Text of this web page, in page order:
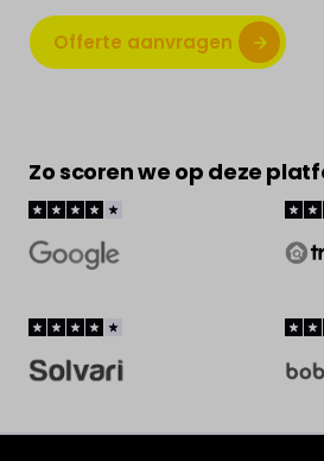
Offerte aanvragen
Zo scoren we op deze